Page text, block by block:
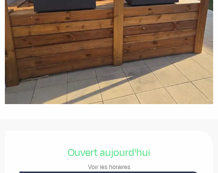
Ouvert aujourd'hui
Voir les horaires